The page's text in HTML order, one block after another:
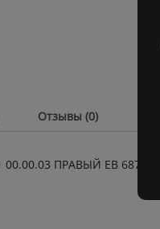
Отзывы (0)
ПРАВЫЙ ЕВ 687 ,